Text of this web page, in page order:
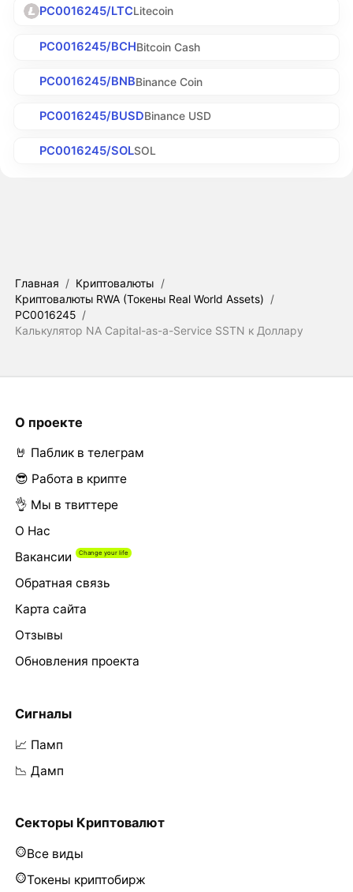
PC0016245/LTCLitecoin
PC0016245/BCHBitcoin Cash
PC0016245/BNBBinance Coin
PC0016245/BUSDBinance USD
PC0016245/SOLSOL
Главная / Криптовалюты /
Криптовалюты RWA (Токены Real World Assets) /
PC0016245 /
Калькулятор NA Capital-as-a-Service SSTN к Доллару
О проекте
🤘 Паблик в телеграм
😎 Работа в крипте
👌 Мы в твиттере
О Нас
Вакансии
Обратная связь
Карта сайта
Отзывы
Обновления проекта
Сигналы
📈 Памп
📉 Дамп
Секторы Криптовалют
Все виды
Токены криптобирж